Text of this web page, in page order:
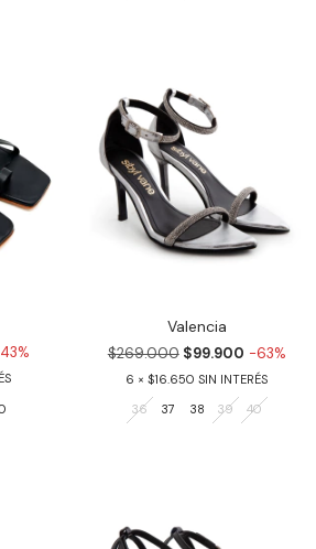
Valencia
$269.000 $99.900 -63%
6
$16.650
36
37 38 39 40